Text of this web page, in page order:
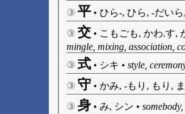
③ 平 • ひら-, ひら, -だい
③ 交 • こもごも, かわ.す,
mingle, mixing, association,
③ 式 • シキ • style,
③ 守 • かみ, -もり, もり,
③ 身 • み, シン •